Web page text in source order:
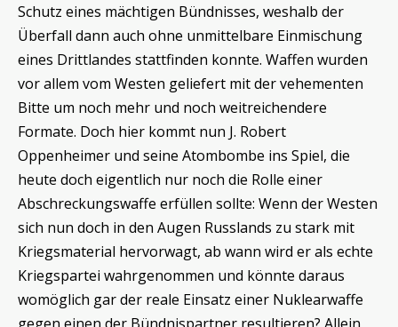
Schutz eines mächtigen Bündnisses, weshalb der
Überfall dann auch ohne unmittelbare Einmischung
eines Drittlandes stattfinden konnte. Waffen wurden
vor allem vom Westen geliefert mit der vehementen
Bitte um noch mehr und noch weitreichendere
Formate. Doch hier kommt nun J. Robert
Oppenheimer und seine Atombombe ins Spiel, die
heute doch eigentlich nur noch die Rolle einer
Abschreckungswaffe erfüllen sollte: Wenn der Westen
sich nun doch in den Augen Russlands zu stark mit
Kriegsmaterial hervorwagt, ab wann wird er als echte
Kriegspartei wahrgenommen und könnte daraus
womöglich gar der reale Einsatz einer Nuklearwaffe